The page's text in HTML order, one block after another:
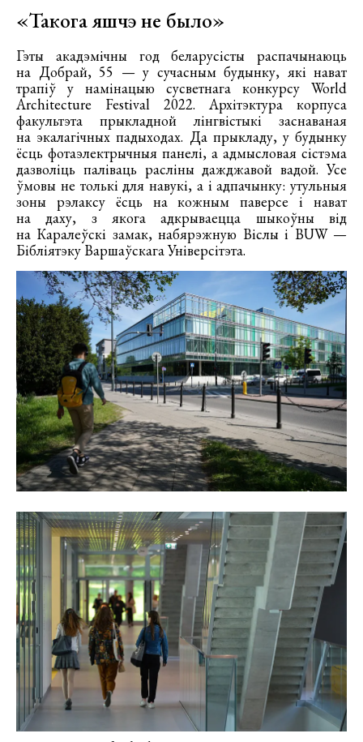
«Такога яшчэ не было»
Гэты акадэмічны год беларусісты распачынаюць
на Добрай, 55 — у сучасным будынку, які нават
трапіў у намінацыю сусветнага конкурсу World
Architecture Festival 2022. Архітэктура корпуса
факультэта прыкладной лінгвістыкі заснаваная
на экалагічных падыходах. Да прыкладу, у будынку
ёсць фотаэлектрычныя панелі, а адмысловая сістэма
дазволіць паліваць расліны дажджавой вадой. Усе
ўмовы не толькі для навукі, а і адпачынку: утульныя
зоны рэлаксу ёсць на кожным паверсе і нават
на даху, з якога адкрываецца шыкоўны від
на Каралеўскі замак, набярэжную Віслы і BUW —
Бібліятэку Варшаўскага Універсітэта.